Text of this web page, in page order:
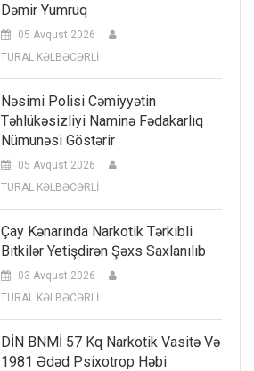
Dəmir Yumruq
05 Avqust 2026
TURAL KƏLBƏCƏRLİ
Nəsimi Polisi Cəmiyyətin
Təhlükəsizliyi Naminə Fədakarlıq
Nümunəsi Göstərir
05 Avqust 2026
TURAL KƏLBƏCƏRLİ
Çay Kənarında Narkotik Tərkibli
Bitkilər Yetişdirən Şəxs Saxlanılıb
03 Avqust 2026
TURAL KƏLBƏCƏRLİ
DİN BNMİ 57 Kq Narkotik Vasitə Və
1981 Ədəd Psixotrop Həbi